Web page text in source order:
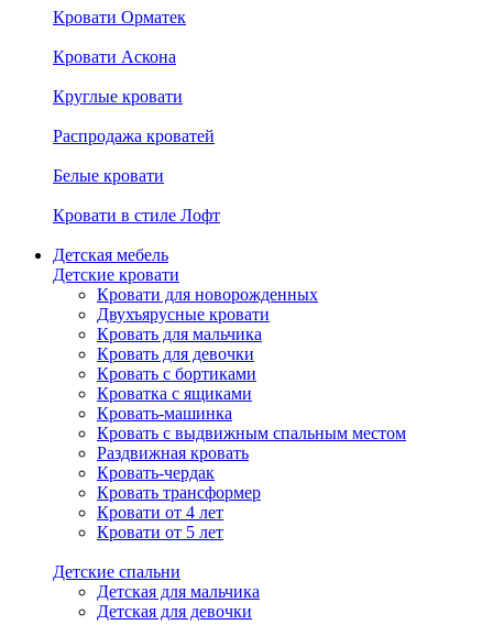
Кровати Орматек
Кровати Аскона
Круглые кровати
Распродажа кроватей
Белые кровати
Кровати в стиле Лофт
Детская мебель
Детские кровати
Кровати для новорожденных
Двухъярусные кровати
Кровать для мальчика
Кровать для девочки
Кровать с бортиками
Кроватка с ящиками
Кровать-машинка
Кровать с выдвижным спальным местом
Раздвижная кровать
Кровать-чердак
Кровать трансформер
Кровати от 4 лет
Кровати от 5 лет
Детские спальни
Детская для мальчика
Детская для девочки